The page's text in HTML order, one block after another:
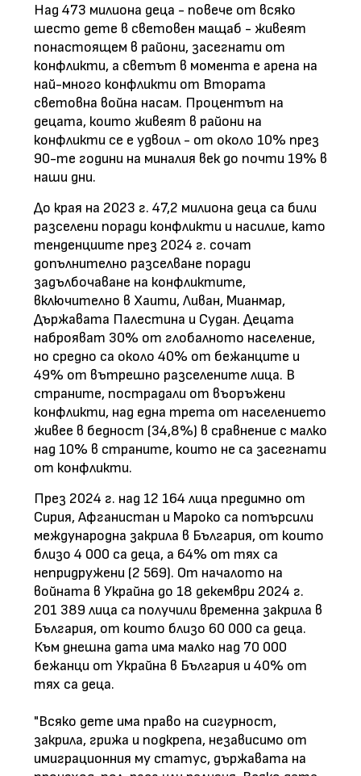
Над 473 милиона деца - повече от всяко
шесто дете в световен мащаб - живеят
понастоящем в райони, засегнати от
конфликти, а светът в момента е арена на
най-много конфликти от Втората
световна война насам. Процентът на
децата, които живеят в райони на
конфликти се е удвоил - от около 10% през
90-те години на миналия век до почти 19% в
наши дни.
До края на 2023 г. 47,2 милиона деца са били
разселени поради конфликти и насилие, като
тенденциите през 2024 г. сочат
допълнително разселване поради
задълбочаване на конфликтите,
включително в Хаити, Ливан, Мианмар,
Държавата Палестина и Судан. Децата
наброяват 30% от глобалното население,
но средно са около 40% от бежанците и
49% от вътрешно разселените лица. В
страните, пострадали от въоръжени
конфликти, над една трета от населението
живее в бедност (34,8%) в сравнение с малко
над 10% в страните, които не са засегнати
от конфликти.
През 2024 г. над 12 164 лица предимно от
Сирия, Афганистан и Мароко са потърсили
международна закрила в България, от които
близо 4 000 са деца, а 64% от тях са
непридружени (2 569). От началото на
войната в Украйна до 18 декември 2024 г.
201 389 лица са получили временна закрила в
България, от които близо 60 000 са деца.
Към днешна дата има малко над 70 000
бежанци от Украйна в България и 40% от
тях са деца.
"Всяко дете има право на сигурност,
закрила, грижа и подкрепа, независимо от
имиграционния му статус, държавата на